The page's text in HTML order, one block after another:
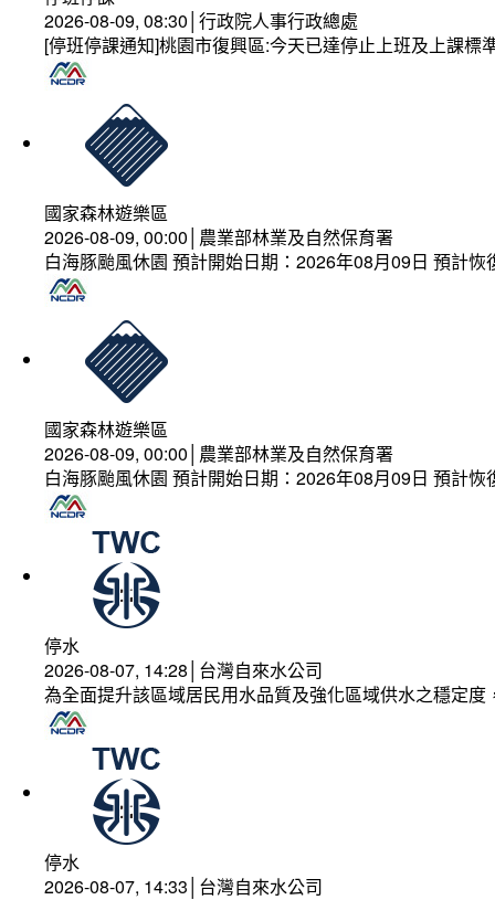
2026-08-09, 08:30│行政院人事行政總處
[停班停課通知]桃園市復興區:今天已達停止上班及上課
國家森林遊樂區
2026-08-09, 00:00│農業部林業及自然保育署
白海豚颱風休園 預計開始日期：2026年08月09日 預計
國家森林遊樂區
2026-08-09, 00:00│農業部林業及自然保育署
白海豚颱風休園 預計開始日期：2026年08月09日 預計
停水
2026-08-07, 14:28│台灣自來水公司
為全面提升該區域居民用水品質及強化區域供水之穩定
停水
2026-08-07, 14:33│台灣自來水公司